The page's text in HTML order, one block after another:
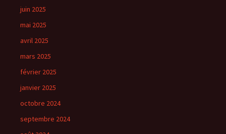
juin 2025
mai 2025
avril 2025
mars 2025
février 2025
janvier 2025
octobre 2024
septembre 2024